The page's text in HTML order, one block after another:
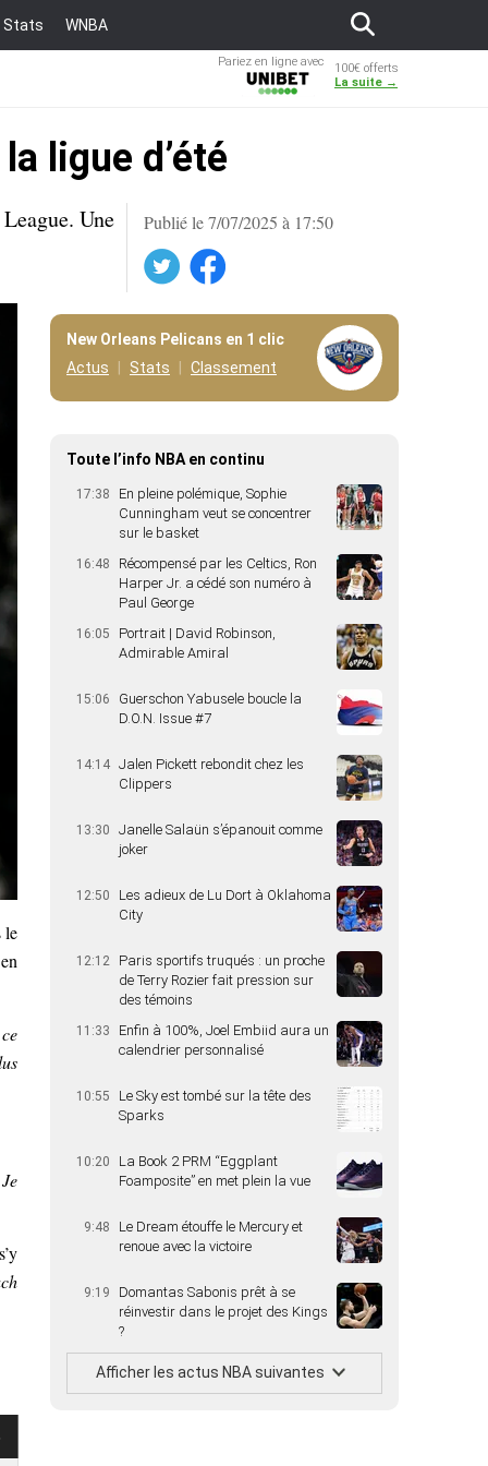
Stats WNBA
Pariez en ligne avec
100€ offerts
La suite →
ligue d’été
Publié le 7/07/2025 à 17:50
Facebook
Une
le
New Orleans Pelicans en 1 clic
Actus
Stats Classement
Toute l’info NBA en continu
17:38
En pleine polémique, Sophie
Cunningham veut se concentrer
sur le basket
16:48
Récompensé par les Celtics, Ron
Harper Jr. a cédé son numéro à
Paul George
16:05
Portrait | David Robinson,
Admirable Amiral
15:06
Guerschon Yabusele boucle la
D.O.N. Issue #7
14:14 Jalen Pickett rebondit chez les
Clippers
13:30
Janelle Salaün s’épanouit comme
joker
12:50
Les adieux de Lu Dort à Oklahoma
City
12:12
Paris sportifs truqués : un proche
de Terry Rozier fait pression sur
des témoins
11:33
Enfin à 100%, Joel Embiid aura un
calendrier personnalisé
10:55
Le Sky est tombé sur la tête des
Sparks
10:20
La Book 2 PRM “Eggplant
Foamposite” en met plein la vue
9:48
Le Dream étouffe le Mercury et
renoue avec la victoire
9:19
Domantas Sabonis prêt à se
réinvestir dans le projet des Kings
?
Afficher les actus NBA suivantes